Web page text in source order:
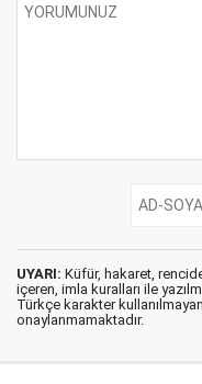
UYARI: Küfür, hakaret,
içeren, imla kuralları ile
Türkçe karakter
onaylanmamaktadır.